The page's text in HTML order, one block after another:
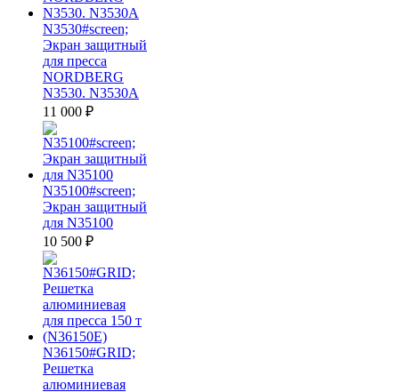
N3530#screen;
Экран защитный
для пресса
NORDBERG
N3530. N3530A
11 000 ₽
N35100#screen;
Экран защитный
для N35100
10 500 ₽
N36150#GRID;
Решетка
алюминиевая